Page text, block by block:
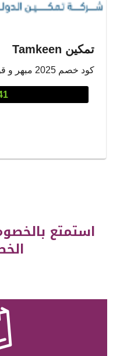
تمكين Tamkeen
كود خصم 2025 مبهر و قوي
استمتع